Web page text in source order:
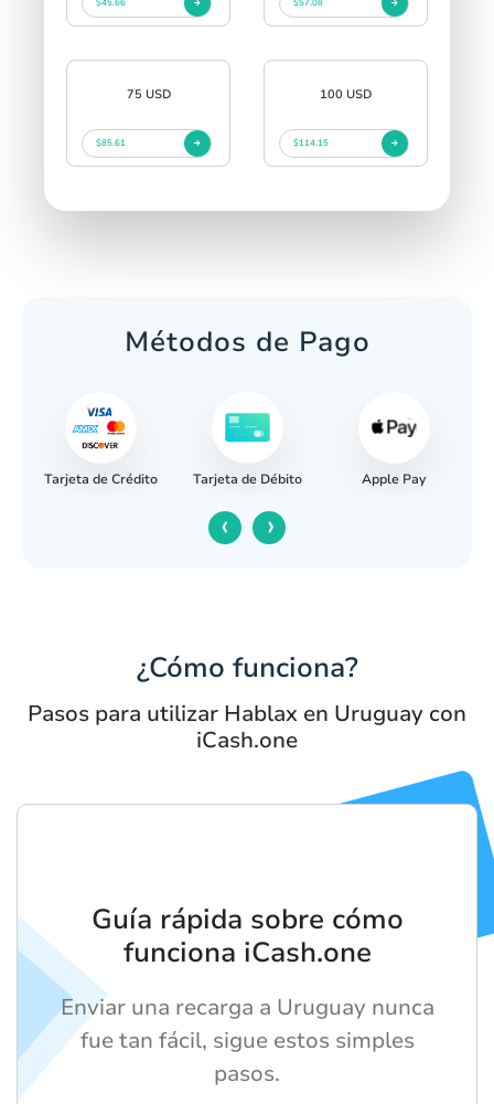
$45.66 $57.08
75 USD
$85.61
100 USD
$114.15
Métodos de Pago
Tarjeta de Crédito Tarjeta de Débito Apple Pay
‹ ›
¿Cómo funciona?
Pasos para utilizar Hablax en Uruguay con
iCash.one
Guía rápida sobre cómo
funciona iCash.one
Enviar una recarga a Uruguay nunca
fue tan fácil, sigue estos simples
pasos.